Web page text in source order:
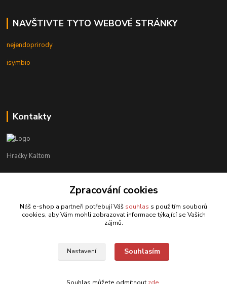
NAVŠTIVTE TYTO WEBOVÉ STRÁNKY
nejendoprirody
isymbio
Kontakty
Hračky Kaltom
+420 777 538 008
hrackykaltom@gmail.com
Zpracování cookies
Náš e-shop a partneři potřebují Váš souhlas s použitím souborů
cookies, aby Vám mohli zobrazovat informace týkající se Vašich
zájmů.
Nastavení Souhlasím